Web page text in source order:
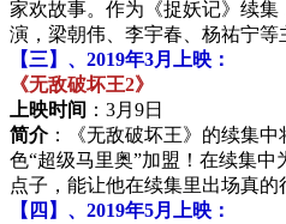
家欢故事。作为《捉妖记》续
演，梁朝伟、李宇春、杨祐宁等
【三】、2019年3月上映：
《无敌破坏王2》
上映时间 ：3月9日
简介：《无敌破坏王》的续集
色“超级马里奥”加盟！在续集
点子，能让他在续集里出场真的
【四】、2019年5月上映：